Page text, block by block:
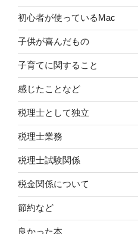
初心者が使っているMac
子供が喜んだもの
子育てに関すること
感じたことなど
税理士として独立
税理士業務
税理士試験関係
税金関係について
節約など
良かった本